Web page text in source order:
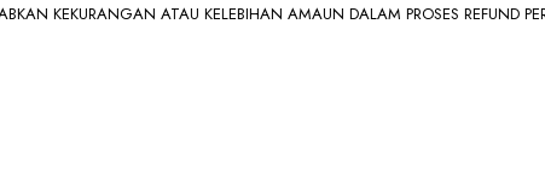
KEKURANGAN ATAU KELEBIHAN AMAUN DALAM PROSES REFUND